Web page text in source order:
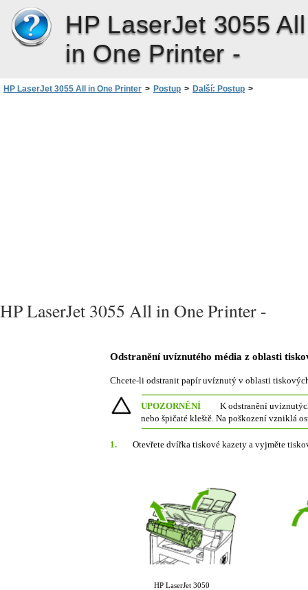
HP LaserJet 3055 All
in One Printer -
HP LaserJet 3055 All in One Printer > Postup > Další: Postup >
HP LaserJet 3055 All in One Printer -
Odstranění uvíznutého média z oblasti
Chcete-li odstranit papír uvíznutý v oblasti
UPOZORNĚNÍ
K odstranění
nebo špičaté kleště. Na poškození vzniklá
1. Otevřete dvířka tiskové kazety a vyjměte
HP LaserJet 3050